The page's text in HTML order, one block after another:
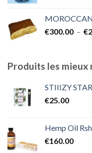
€300.00 – €
Produits les mieux
STIIIZY
€25.00
Hemp Oil
€160.00